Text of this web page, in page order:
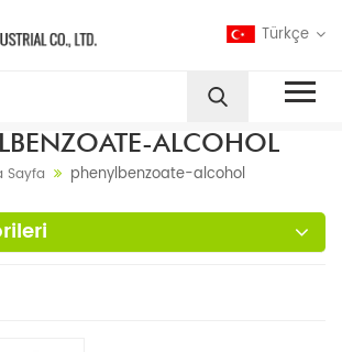
Türkçe
ALCOHOL
Sayfa phenylbenzoate-alcohol